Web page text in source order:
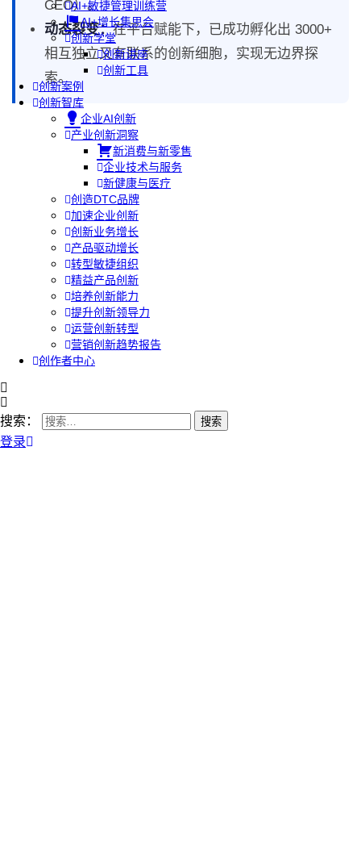
AI+敏捷管理训练营
AI+增长集思会
创新学堂
创新讲座
创新工具
创新案例
创新智库
企业AI创新
产业创新洞察
新消费与新零售
企业技术与服务
新健康与医疗
创造DTC品牌
加速企业创新
创新业务增长
产品驱动增长
转型敏捷组织
精益产品创新
培养创新能力
提升创新领导力
运营创新转型
营销创新趋势报告
创作者中心
搜索：
登录
CEO）。
动态裂变：在平台赋能下，已成功孵化出 3000+
相互独立又有联系的创新细胞，实现无边界探
索。